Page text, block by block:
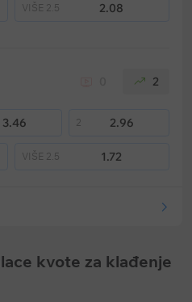
VIŠE 2.5 2.08
2
3.46 2 2.96
VIŠE 2.5 1.72
kvote za klađenje